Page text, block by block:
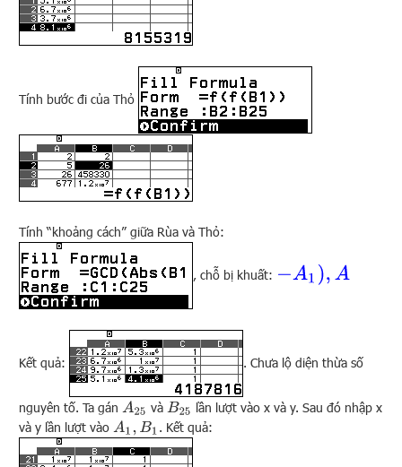
Tính bước đi của Thỏ
Tính “khoảng cách” giữa Rùa và Thỏ:
, chỗ bị khuất: −A1) A
Kết quả: . Chưa lộ diện thừa số
nguyên tố. Ta gán A25 và B25 lần lượt vào x và y. Sau đó nhập x
và y lần lượt vào A1, B 1 . Kết quả: